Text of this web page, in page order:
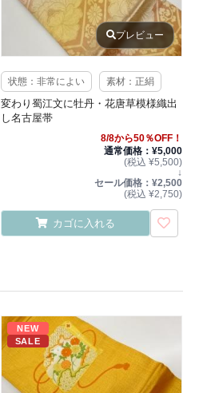
プレビュー
状態：非常によい 素材：正絹
変わり蜀江文に牡丹・花唐草模様織出
し名古屋帯
8/8から50％OFF！
通常価格：¥5,000
(税込 ¥5,500)
↓
セール価格：¥2,500
(税込 ¥2,750)
カゴに入れる
NEW
SALE